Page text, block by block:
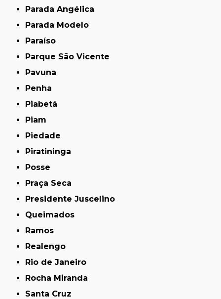
Parada Angélica
Parada Modelo
Paraíso
Parque São Vicente
Pavuna
Penha
Piabetá
Piam
Piedade
Piratininga
Posse
Praça Seca
Presidente Juscelino
Queimados
Ramos
Realengo
Rio de Janeiro
Rocha Miranda
Santa Cruz